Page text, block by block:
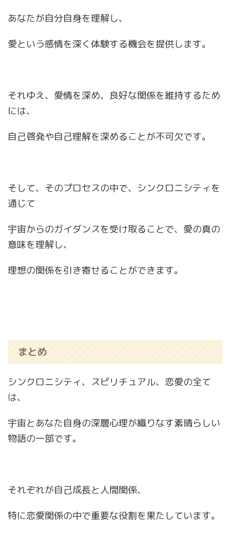
あなたが自分自身を理解し、
愛という感情を深く体験する機会を提供します。
それゆえ、愛情を深め、良好な関係を維持するため
には、
自己啓発や自己理解を深めることが不可欠です。
そして、そのプロセスの中で、シンクロニシティを
通じて
宇宙からのガイダンスを受け取ることで、愛の真の
意味を理解し、
理想の関係を引き寄せることができます。
まとめ
シンクロニシティ、スピリチュアル、恋愛の全て
は、
宇宙とあなた自身の深層心理が織りなす素晴らしい
物語の一部です。
それぞれが自己成長と人間関係、
特に恋愛関係の中で重要な役割を果たしています。